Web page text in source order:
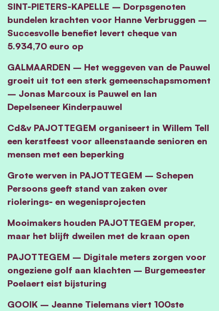
SINT-PIETERS-KAPELLE – Dorpsgenoten
bundelen krachten voor Hanne Verbruggen –
Succesvolle benefiet levert cheque van
5.934,70 euro op
GALMAARDEN – Het weggeven van de Pauwel
groeit uit tot een sterk gemeenschapsmoment
– Jonas Marcoux is Pauwel en Ian
Depelseneer Kinderpauwel
Cd&v PAJOTTEGEM organiseert in Willem Tell
een kerstfeest voor alleenstaande senioren en
mensen met een beperking
Grote werven in PAJOTTEGEM – Schepen
Persoons geeft stand van zaken over
riolerings- en wegenisprojecten
Mooimakers houden PAJOTTEGEM proper,
maar het blijft dweilen met de kraan open
PAJOTTEGEM – Digitale meters zorgen voor
ongeziene golf aan klachten – Burgemeester
Poelaert eist bijsturing
GOOIK – Jeanne Tielemans viert 100ste